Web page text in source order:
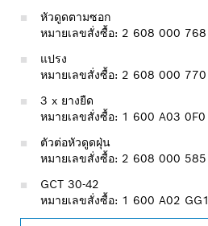
หัวดูดตามซอก
หมายเลขสั่งซื้อ: 2 608 000 768
แปรง
หมายเลขสั่งซื้อ: 2 608 000 770
3 x ยางยืด
หมายเลขสั่งซื้อ: 1 600 A03 0F0
ตัวต่อหัวดูดฝุ่น
หมายเลขสั่งซื้อ: 2 608 000 585
GCT 30-42
หมายเลขสั่งซื้อ: 1 600 A02 GG1